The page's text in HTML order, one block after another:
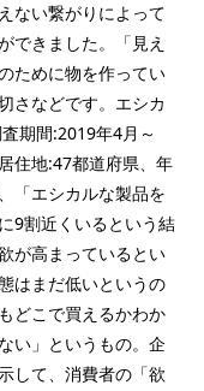
ない繋がりによって
できました。「見え
ために物を作ってい
さなどです。エシカ
期間:2019年4月～
住地:47都道府県、年
「エシカルな製品を
9割近くいるという結
が高まっているとい
はまだ低いというの
どこで買えるかわか
い」というもの。企
して、消費者の「欲